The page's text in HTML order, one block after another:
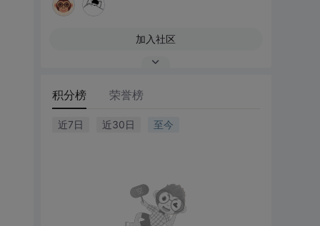
加入社区
积分榜 荣誉榜
近7日 近30日 至今